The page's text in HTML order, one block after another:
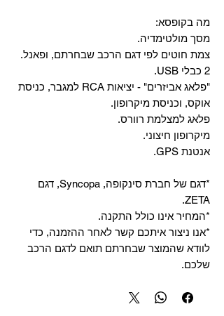
מה בקופסא:
מסך מולטימדיה.
צמת חוטים לפי דגם הרכב שבחרתם, ופאנל.
2 כבלי USB.
"פלאג אביזרים" - יציאות RCA למגבר, כניסת
אוקס, וכניסת מיקרופון.
פלאג למצלמת רוורס.
מיקרופון חיצוני.
אנטנת GPS.
*דגם של חברת סינקופה, Syncopa, דגם
ZETA.
*המחיר אינו כולל התקנה.
*אנו ניצור איתכם קשר לאחר ההזמנה, כדי
לוודא שהמוצר שבחרתם תואם לדגם הרכב
שלכם.